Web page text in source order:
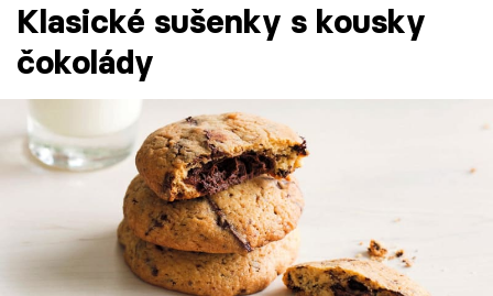
Recepty
Články
TV Program
Klasické sušenky s kousky
čokolády